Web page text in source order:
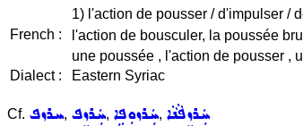
French :
1) l'action de pousser / d'impulser /
l'action de bousculer, la poussée
une poussée , l'action de pousser ,
Dialect :
Eastern Syriac
Cf. ܚܪܙܦ, ܚܲܪܙܸܦ, ܚܲܪܙܘܼܦܹܐ, ܚܲܪܙܸܦܵܢܵܐ